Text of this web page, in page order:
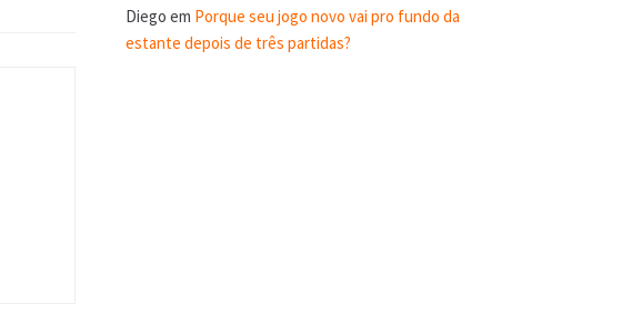
Diego em Porque seu jogo novo vai pro fundo da
estante depois de três partidas?